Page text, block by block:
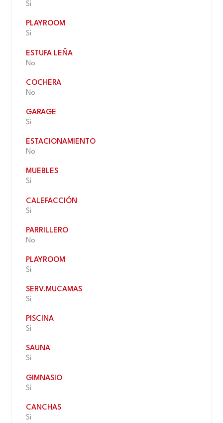
Si
PLAYROOM
Si
ESTUFA LEÑA
No
COCHERA
No
GARAGE
Si
ESTACIONAMIENTO
No
MUEBLES
Si
CALEFACCIÓN
Si
PARRILLERO
No
PLAYROOM
Si
SERV.MUCAMAS
Si
PISCINA
Si
SAUNA
Si
GIMNASIO
Si
CANCHAS
Si